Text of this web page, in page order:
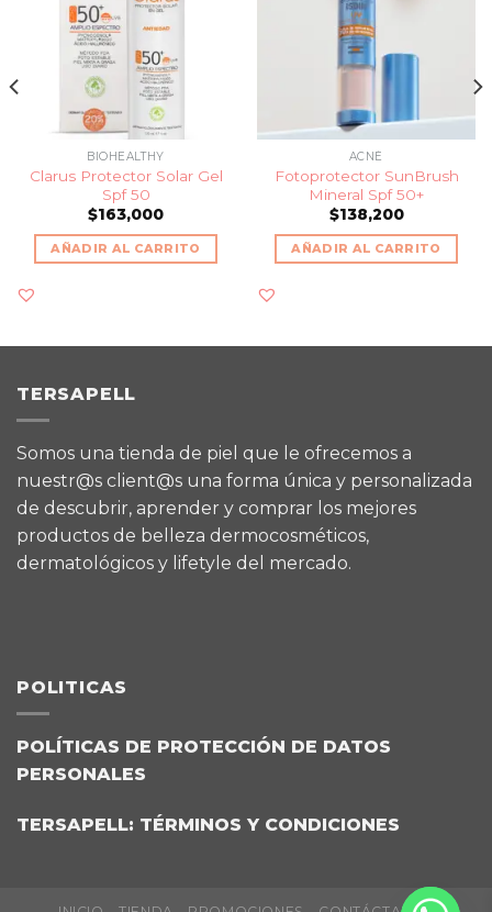
BIOHEALTHY
Clarus Protector Solar Gel
Spf 50
$163,000
AÑADIR AL CARRITO
ACNÉ
Fotoprotector SunBrush
Mineral Spf 50+
$138,200
AÑADIR AL CARRITO
TERSAPELL
Somos una tienda de piel que le ofrecemos a
nuestr@s client@s una forma única y personalizada
de descubrir, aprender y comprar los mejores
productos de belleza dermocosméticos,
dermatológicos y lifetyle del mercado.
POLITICAS
POLÍTICAS DE PROTECCIÓN DE DATOS
PERSONALES
TERSAPELL: TÉRMINOS Y CONDICIONES